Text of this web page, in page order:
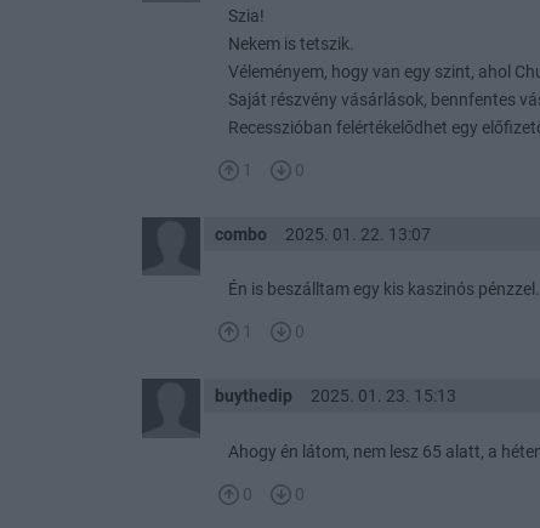
Szia!
Nekem is tetszik.
Véleményem, hogy van egy szint, ahol
Saját részvény vásárlások, bennfentes
Recesszióban felértékelődhet egy
1 0
combo 2025. 01. 22. 13:07
Én is beszálltam egy kis kaszinós pénzzel.
1 0
buythedip 2025. 01. 23. 15:13
Ahogy én látom, nem lesz 65 alatt, a
0 0